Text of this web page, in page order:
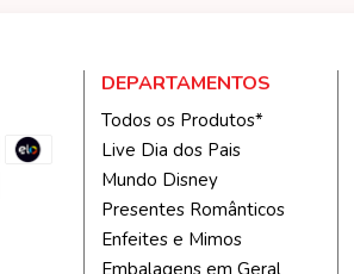
DEPARTAMENTOS
Todos os Produtos*
Live Dia dos Pais
Mundo Disney
Presentes Românticos
Enfeites e Mimos
Embalagens em Geral